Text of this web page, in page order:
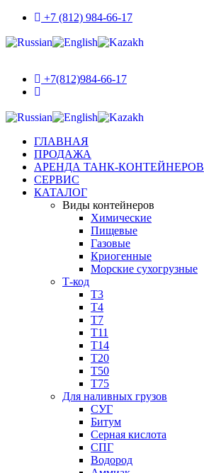
+7 (812) 984-66-17
+7(812)984-66-17
ГЛАВНАЯ
ПРОДАЖА
АРЕНДА ТАНК-КОНТЕЙНЕРОВ
СЕРВИС
КАТАЛОГ
Виды контейнеров
Химические
Пищевые
Газовые
Криогенные
Морские сухогрузные
Т-код
Т3
Т4
Т7
Т11​
Т14
Т20
Т50
Т75
Для наливных грузов
СУГ
Битум
Серная кислота
СПГ
Водород